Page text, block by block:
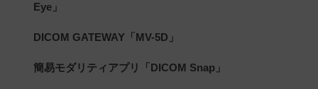
Eye」
DICOM GATEWAY「MV-5D」
簡易モダリティアプリ「DICOM Snap」